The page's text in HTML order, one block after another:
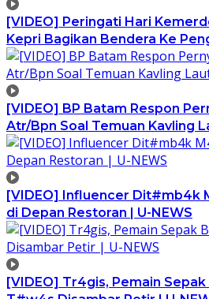
[VIDEO] Peringati Hari
Kepri Bagikan Bendera Ke
[VIDEO] BP Batam Respon
Atr/Bpn Soal Temuan Kavling
[VIDEO] Influencer Dit#mb4k
di Depan Restoran | U-NEWS
[VIDEO] Tr4gis, Pemain